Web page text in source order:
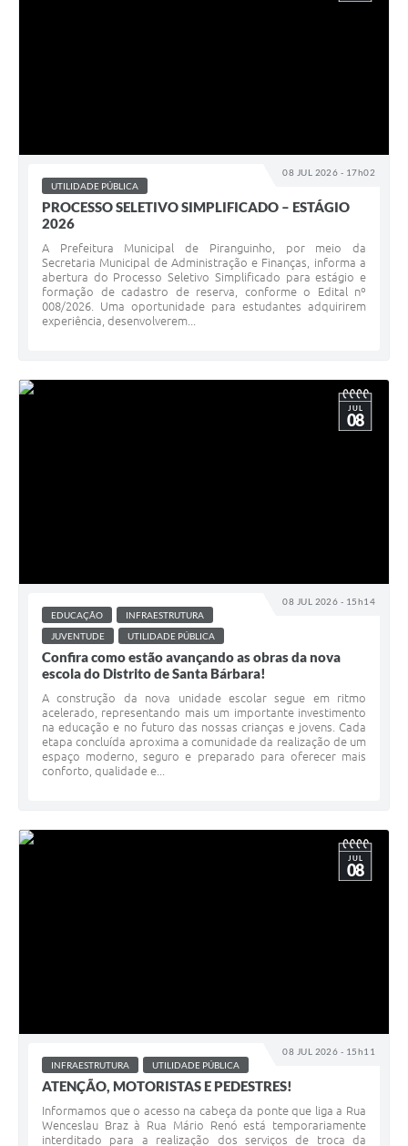
08 JUL 2026 - 17h02
UTILIDADE PÚBLICA
PROCESSO SELETIVO SIMPLIFICADO – ESTÁGIO
2026
A Prefeitura Municipal de Piranguinho, por meio da
Secretaria Municipal de Administração e Finanças, informa a
abertura do Processo Seletivo Simplificado para estágio e
formação de cadastro de reserva, conforme o Edital nº
008/2026. Uma oportunidade para estudantes adquirirem
experiência, desenvolverem...
08 JUL 2026 - 15h14
JUL
08
EDUCAÇÃO
INFRAESTRUTURA
JUVENTUDE
UTILIDADE PÚBLICA
Confira como estão avançando as obras da nova
escola do Distrito de Santa Bárbara!
A construção da nova unidade escolar segue em ritmo
acelerado, representando mais um importante investimento
na educação e no futuro das nossas crianças e jovens. Cada
etapa concluída aproxima a comunidade da realização de um
espaço moderno, seguro e preparado para oferecer mais
conforto, qualidade e...
08 JUL 2026 - 15h11
JUL
08
INFRAESTRUTURA UTILIDADE PÚBLICA
ATENÇÃO, MOTORISTAS E PEDESTRES!
Informamos que o acesso na cabeça da ponte que liga a Rua
Wenceslau Braz à Rua Mário Renó está temporariamente
interditado para a realização dos serviços de troca da